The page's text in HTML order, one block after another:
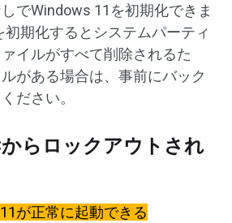
でWindows 11を初期化できま
初期化するとシステムパーティ
イルがすべて削除されるた
がある場合は、事前にバック
ださい。
らロックアウトされ
が正常に起動できる